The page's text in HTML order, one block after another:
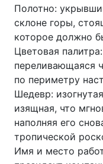
Полотно:
склоне горы,
которое должно
Цветовая
переливающаяся
по периметру
Шедевр:
изящная, что
наполняя его
тропической
Имя и место